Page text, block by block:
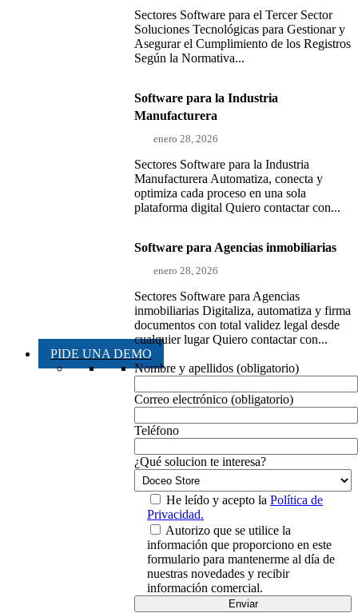
Sectores Software para el Tercer Sector
Soluciones Tecnológicas para Gestionar y
Asegurar el Cumplimiento de los Registros
Según la Normativa...
Software para la Industria
Manufacturera
enero 28, 2026
Sectores Software para la Industria
Manufacturera Automatiza, conecta y
optimiza cada proceso en una sola
plataforma digital Quiero contactar con...
Software para Agencias inmobiliarias
enero 28, 2026
Sectores Software para Agencias
inmobiliarias Digitaliza, automatiza y firma
documentos con total validez legal desde
cualquier lugar Quiero contactar con...
PIDE UNA DEMO
Nombre y apellidos (obligatorio)
Correo electrónico (obligatorio)
Teléfono
¿Qué solucion te interesa?
He leído y acepto la Política de
Privacidad.
Autorizo que se utilice la
información que proporciono en este
formulario para mantenerme al día de
nuestras novedades y recibir
información comercial.